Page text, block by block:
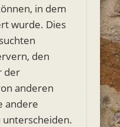
in dem
wurde. Dies
den
der
anderen
andere
unterscheiden.